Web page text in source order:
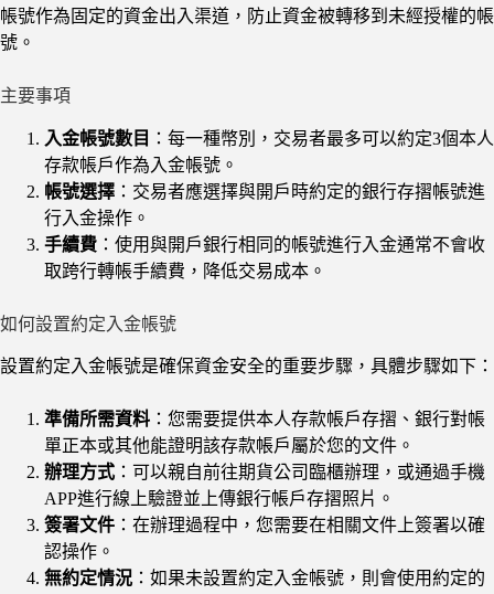
帳號作為固定的資金出入渠道，防止資金被轉移到未經授權的帳
號。
主要事項
入金帳號數目 ：每一種幣別，交易者最多可以約定3個本人
存款帳戶作為入金帳號。
帳號選擇 ：交易者應選擇與開戶時約定的銀行存摺帳號進
行入金操作。
手續費 ：使用與開戶銀行相同的帳號進行入金通常不會收
取跨行轉帳手續費，降低交易成本。
如何設置約定入金帳號
設置約定入金帳號是確保資金安全的重要步驟，具體步驟如下：
準備所需資料 ：您需要提供本人存款帳戶存摺、銀行對帳
單正本或其他能證明該存款帳戶屬於您的文件。
辦理方式 ：可以親自前往期貨公司臨櫃辦理，或通過手機
APP進行線上驗證並上傳銀行帳戶存摺照片。
簽署文件 ：在辦理過程中，您需要在相關文件上簽署以確
認操作。
無約定情況 ：如果未設置約定入金帳號，則會使用約定的